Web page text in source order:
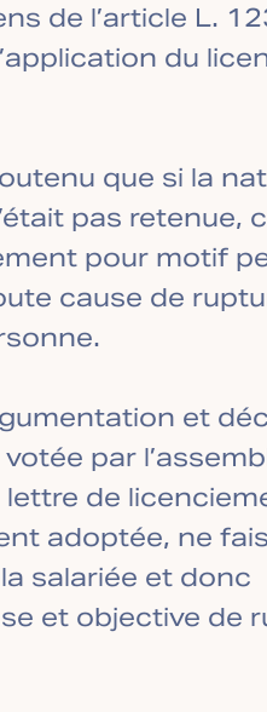
de l’article L.
du
que si la
pas retenue,
pour motif
cause de
et
par
de
adoptée, ne
salariée et donc
et objective de